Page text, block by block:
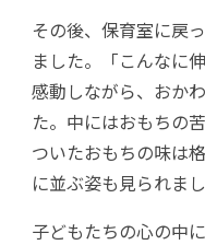
その後、保育室に戻
ました。「こんなに
感動しながら、おか
た。中にはおもちの
ついたおもちの味は
に並ぶ姿も見られまし
子どもたちの心の中